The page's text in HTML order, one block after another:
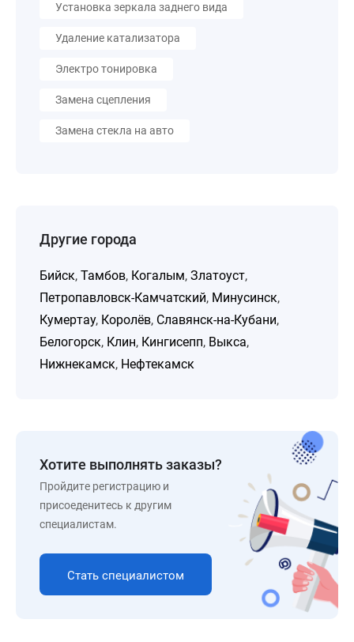
Установка зеркала заднего вида
Удаление катализатора
Электро тонировка
Замена сцепления
Замена стекла на авто
Другие города
Бийск, Тамбов, Когалым, Златоуст,
Петропавловск-Камчатский, Минусинск,
Кумертау, Королёв, Славянск-на-Кубани,
Белогорск, Клин, Кингисепп, Выкса,
Нижнекамск, Нефтекамск
Хотите выполнять заказы?
Пройдите регистрацию и
присоеденитесь к другим
специалистам.
Стать специалистом